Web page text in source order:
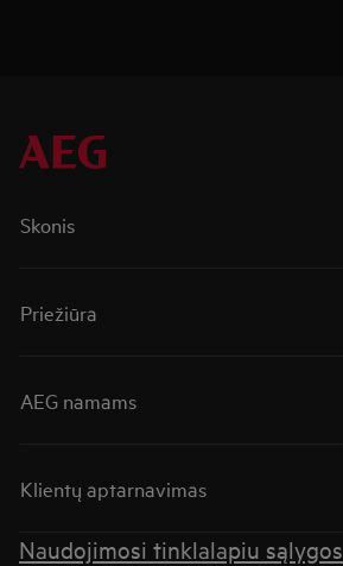
Skonis
Priežiūra
AEG namams
Klientų aptarnavimas
Naudojimosi tinklalapiu sąlygos